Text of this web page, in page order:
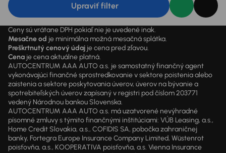
Upraviť filter
Ceny sú vrátane DPH pokiaľ nie je uvedené inak.
Mesačne od je minimálna možná mesačná splátka.
Preškrtnutý cenový údaj je cena pred zľavou.
Cena je cena aktuálne platná.
AUTOCENTRUM AAA AUTO a.s. je samostatný finančný agent
vykonávajúci finančné sprostredkovanie v sektore poistenia alebo
zaistenia a sektore poskytovania úverov, úverov na bývanie a
spotrebiteľských úverov zapísaný v registri pod číslom 203771
vedený Národnou bankou Slovenska.
AUTOCENTRUM AAA AUTO a.s. má uzatvorené nevýhradné
písomné zmluvy s týmito finančnými inštitúciami: VÚB Leasing, a.s.,
Home Credit Slovakia, a.s., COFIDIS SA, pobočka zahraničnej
banky, Fortegra Europe Insurance Company Limited, Wüstenrot
poisťovňa, a.s., KOOPERATIVA poisťovňa, a.s. Vienna Insurance